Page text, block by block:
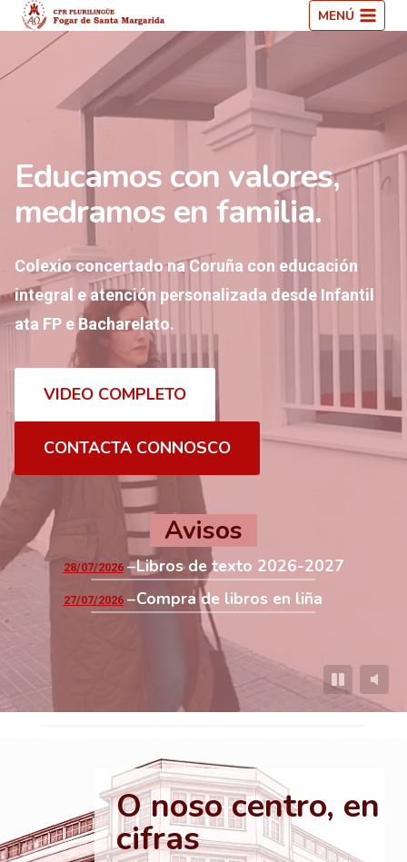
Saltar
ao
contido
MENÚ
Educamos con valores,
medramos en familia.
Colexio concertado na Coruña con educación
integral e atención personalizada desde Infantil
ata FP e Bacharelato.
VIDEO COMPLETO
CONTACTA CONNOSCO
Avisos
28/07/2026 Libros de texto 2026-2027
27/07/2026 Compra de libros en liña
O noso centro, en
cifras